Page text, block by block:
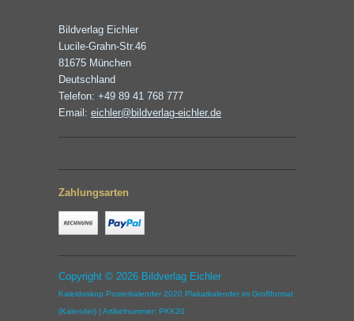
Bildverlag Eichler
Lucile-Grahn-Str.46
81675 München
Deutschland
Telefon: +49 89 41 768 777
Email: eichler@bildverlag-eichler.de
Zahlungsarten
Copyright © 2026 Bildverlag Eichler
Kaleidoskop Posterkalender 2020 Plakatkalender im Großformat
(Kalender) | Artikelnummer: PKK20